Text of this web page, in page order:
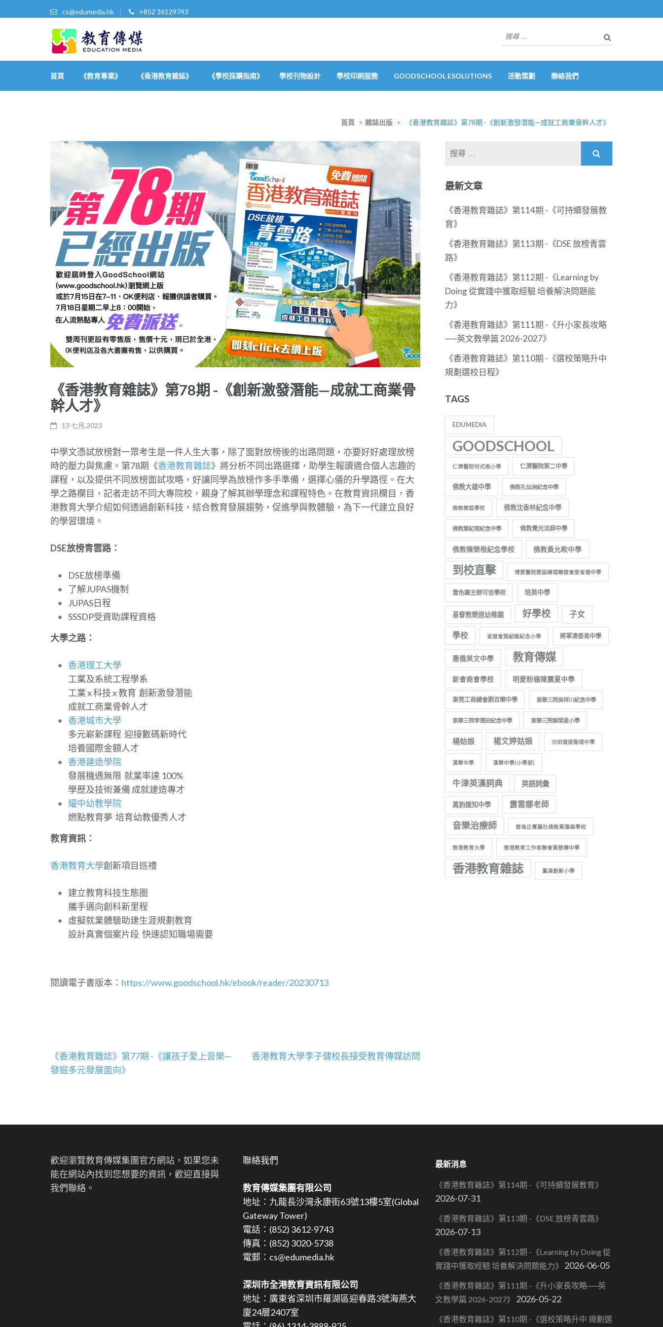
cs@edumedia.hk +852 36129743
教育傳媒集團有限公司
搜
尋
關
於：
首頁 《教育專業》 《香港教育雜誌》 《學校採購指南》 學校刊物設計 學校印刷服務 GOODSCHOOL ESOLUTIONS 活動策劃 聯絡我們
首頁 > 雜誌出版 > 《香港教育雜誌》第78期 -《創新激發潛能—成就工商業骨幹人才》
《香港教育雜誌》第78期 -《創新激發潛能—成就工商業骨
幹人才》
13 七月,2023
中學文憑試放榜對一眾考生是一件人生大事，除了面對放榜後的出路問題，亦要好好處理放榜
時的壓力與焦慮。第78期《香港教育雜誌》將分析不同出路選擇，助學生報讀適合個人志趣的
課程，以及提供不同放榜面試攻略，好讓同學為放榜作多手準備，選擇心儀的升學路徑。在大
學之路欄目，記者走訪不同大專院校，親身了解其辦學理念和課程特色。在教育資訊欄目，香
港教育大學介紹如何透過創新科技，結合教育發展趨勢，促進學與教體驗，為下一代建立良好
的學習環境。
DSE放榜青雲路：
DSE放榜準備
了解JUPAS機制
JUPAS日程
SSSDP受資助課程資格
大學之路：
香港理工大學
工業及系統工程學系
工業 x 科技 x 教育 創新激發潛能
成就工商業骨幹人才
香港城市大學
多元嶄新課程 迎接數碼新時代
培養國際金額人才
香港建造學院
發展機遇無限 就業率達 100%
學歷及技術兼備 成就建造專才
耀中幼教學院
燃點教育夢 培育幼教優秀人才
教育資訊：
香港教育大學創新項目巡禮
建立教育科技生態圈
攜手邁向創科新里程
虛擬就業體驗助建生涯規劃教育
設計真實個案片段 快速認知職場需要
閱讀電子書版本： https://www.goodschool.hk/ebook/reader/20230713
文
章
《香港教育雜誌》第77期 -《讓孩子愛上音樂—
發掘多元發展面向》
香港教育大學李子健校長接受教育傳媒訪問
最新文章
《香港教育雜誌》第114期 -《可持續發展教
育》
《香港教育雜誌》第113期 -《DSE 放榜青雲
路》
《香港教育雜誌》第112期 -《Learning by
Doing 從實踐中獲取經驗 培養解決問題能
力》
《香港教育雜誌》第111期 -《升小家長攻略
──英文教學篇 2026-2027》
《香港教育雜誌》第110期 -《選校策略升中
規劃選校日程》
TAGS
EDUMEDIA
GOODSCHOOL
仁濟醫院何式南小學 仁濟醫院第二中學
佛教大雄中學 佛教孔仙洲紀念中學
佛教榮茵學校 佛教沈香林紀念中學
佛教葉紀南紀念中學 佛教覺光法師中學
佛教陳榮根紀念學校 佛教黃允畋中學
到校直擊 博愛醫院歷屆總理聯誼會梁省德中學
嗇色園主辦可信學校 培英中學
基督教樂道幼稚園 好學校 子女
學校 宣道會葉紹蔭紀念小學 將軍澳香島中學
惠僑英文中學 教育傳媒
新會商會學校 明愛粉嶺陳震夏中學
東莞工商總會劉百樂中學 東華三院吳祥川紀念中學
東華三院李潤田紀念中學 東華三院蔡榮星小學
楊姑娘 楊文婷姑娘 沙田循道衞理中學
漢華中學 漢華中學(小學部)
牛津英漢詞典 英語詞彙
萬鈞匯知中學 露雲娜老師
音樂治療師 香海正覺蓮社佛教黃藻森學校
香港教育大學 香港教育工作者聯會黃楚標中學
香港教育雜誌 鳳溪創新小學
歡迎瀏覽教育傳媒集團官方網站，如果您未
能在網站內找到您想要的資訊，歡迎直接與
我們聯絡。
聯絡我們
教育傳媒集團有限公司
地址：九龍長沙灣永康街63號13樓5室(Global
Gateway Tower)
電話：(852) 3612-9743
傳真：(852) 3020-5738
電郵：cs@edumedia.hk
深圳市全港教育資訊有限公司
地址：廣東省深圳市羅湖區迎春路3號海燕大
廈24層2407室
最新消息
《香港教育雜誌》第114期 -《可持續發展教育》
2026-07-31
《香港教育雜誌》第113期 -《DSE 放榜青雲路》
2026-07-13
《香港教育雜誌》第112期 -《Learning by Doing 從
實踐中獲取經驗 培養解決問題能力》
2026-06-05
《香港教育雜誌》第111期 -《升小家長攻略──英
文教學篇 2026-2027》
2026-05-22
《香港教育雜誌》第110期 -《選校策略升中 規劃選